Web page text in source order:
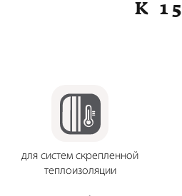
K 15
для систем скрепленной
теплоизоляции